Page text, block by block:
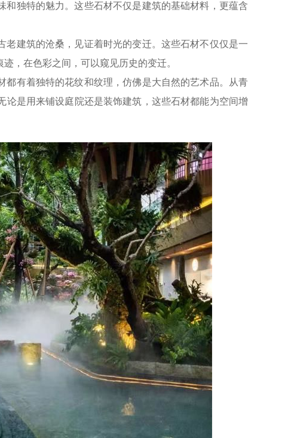
独特的魅力。这些石材不仅是建筑的基础材料，更蕴含
建筑的沧桑，见证着时光的变迁。这些石材不仅仅是一
，在色彩之间，可以窥见历史的变迁。
都有着独特的花纹和纹理，仿佛是大自然的艺术品。从青
是用来铺设庭院还是装饰建筑，这些石材都能为空间增